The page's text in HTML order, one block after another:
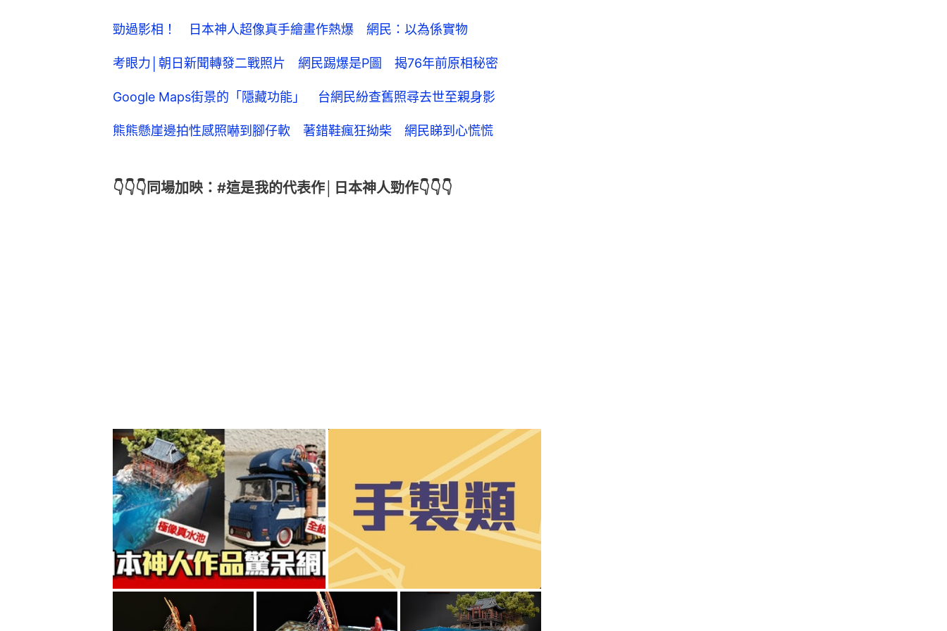
勁過影相！ 日本神人超像真手繪畫作熱爆 網民：以為係實物
考眼力│朝日新聞轉發二戰照片 網民踢爆是P圖 揭76年前原相秘密
Google Maps街景的「隱藏功能」 台網民紛查舊照尋去世至親身影
熊熊懸崖邊拍性感照嚇到腳仔軟 著錯鞋瘋狂拗柴 網民睇到心慌慌
👇👇👇同場加映：#這是我的代表作│日本神人勁作👇👇👇